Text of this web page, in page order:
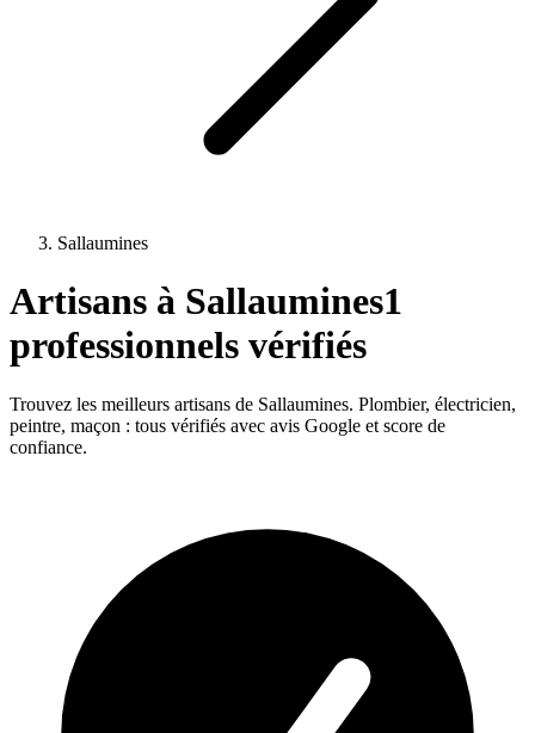
Sallaumines
Artisans à Sallaumines1
professionnels vérifiés
Trouvez les meilleurs artisans de Sallaumines. Plombier, électricien,
peintre, maçon : tous vérifiés avec avis Google et score de
confiance.